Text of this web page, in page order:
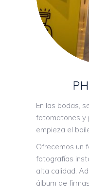
En las bodas,
fotomatones y
empieza el
Ofrecemos un
fotografías
alta calidad.
álbum de